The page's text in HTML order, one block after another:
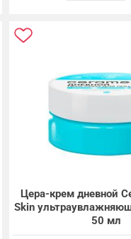
Цера-крем дневной
Skin
50 мл